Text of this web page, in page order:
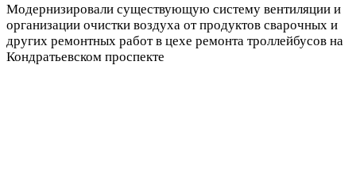
Модернизировали существующую систему вентиляции и
организации очистки воздуха от продуктов сварочных и
других ремонтных работ в цехе ремонта троллейбусов на
Кондратьевском проспекте